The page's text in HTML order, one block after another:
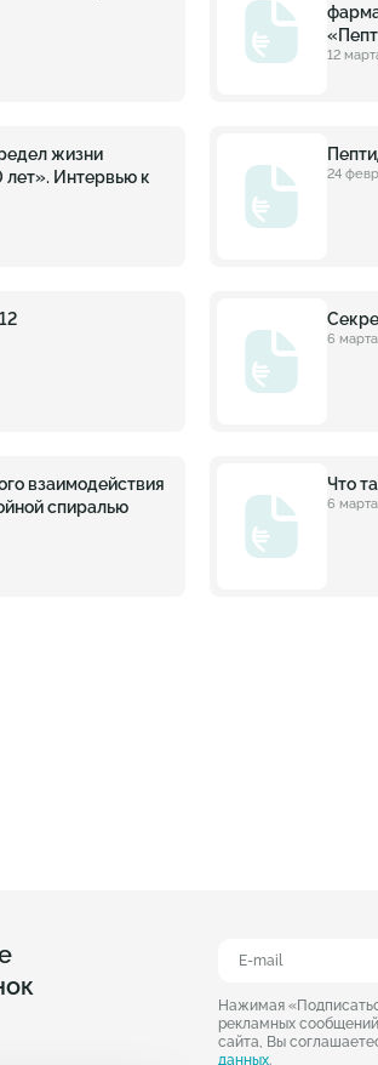
12
жизни
Интервью к
24
6
взаимодействия
спиралью
Что
6
Нажимая
рекламных
сайта, Вы
данных.